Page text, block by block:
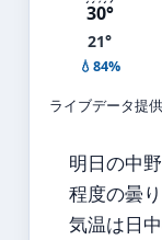
30°
21°
💧84%
ライブデータ提供
明日の中
程度の曇り
気温は日